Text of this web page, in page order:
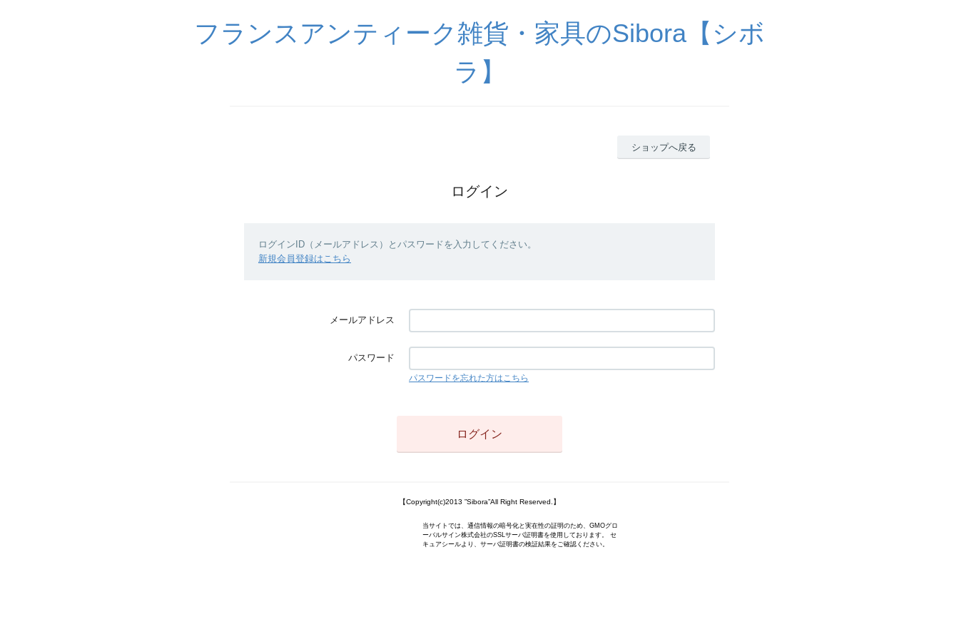
フランスアンティーク雑貨・家具のSibora【シボ
ラ】
ショップへ戻る
ログイン
ログインID（メールアドレス）とパスワードを入力してください。
新規会員登録はこちら
メールアドレス
パスワード
パスワードを忘れた方はこちら
【Copyright(c)2013 ”Sibora”All Right Reserved.】
当サイトでは、通信情報の暗号化と実在性の証明のため、GMOグロ
ーバルサイン株式会社のSSLサーバ証明書を使用しております。 セ
キュアシールより、サーバ証明書の検証結果をご確認ください。